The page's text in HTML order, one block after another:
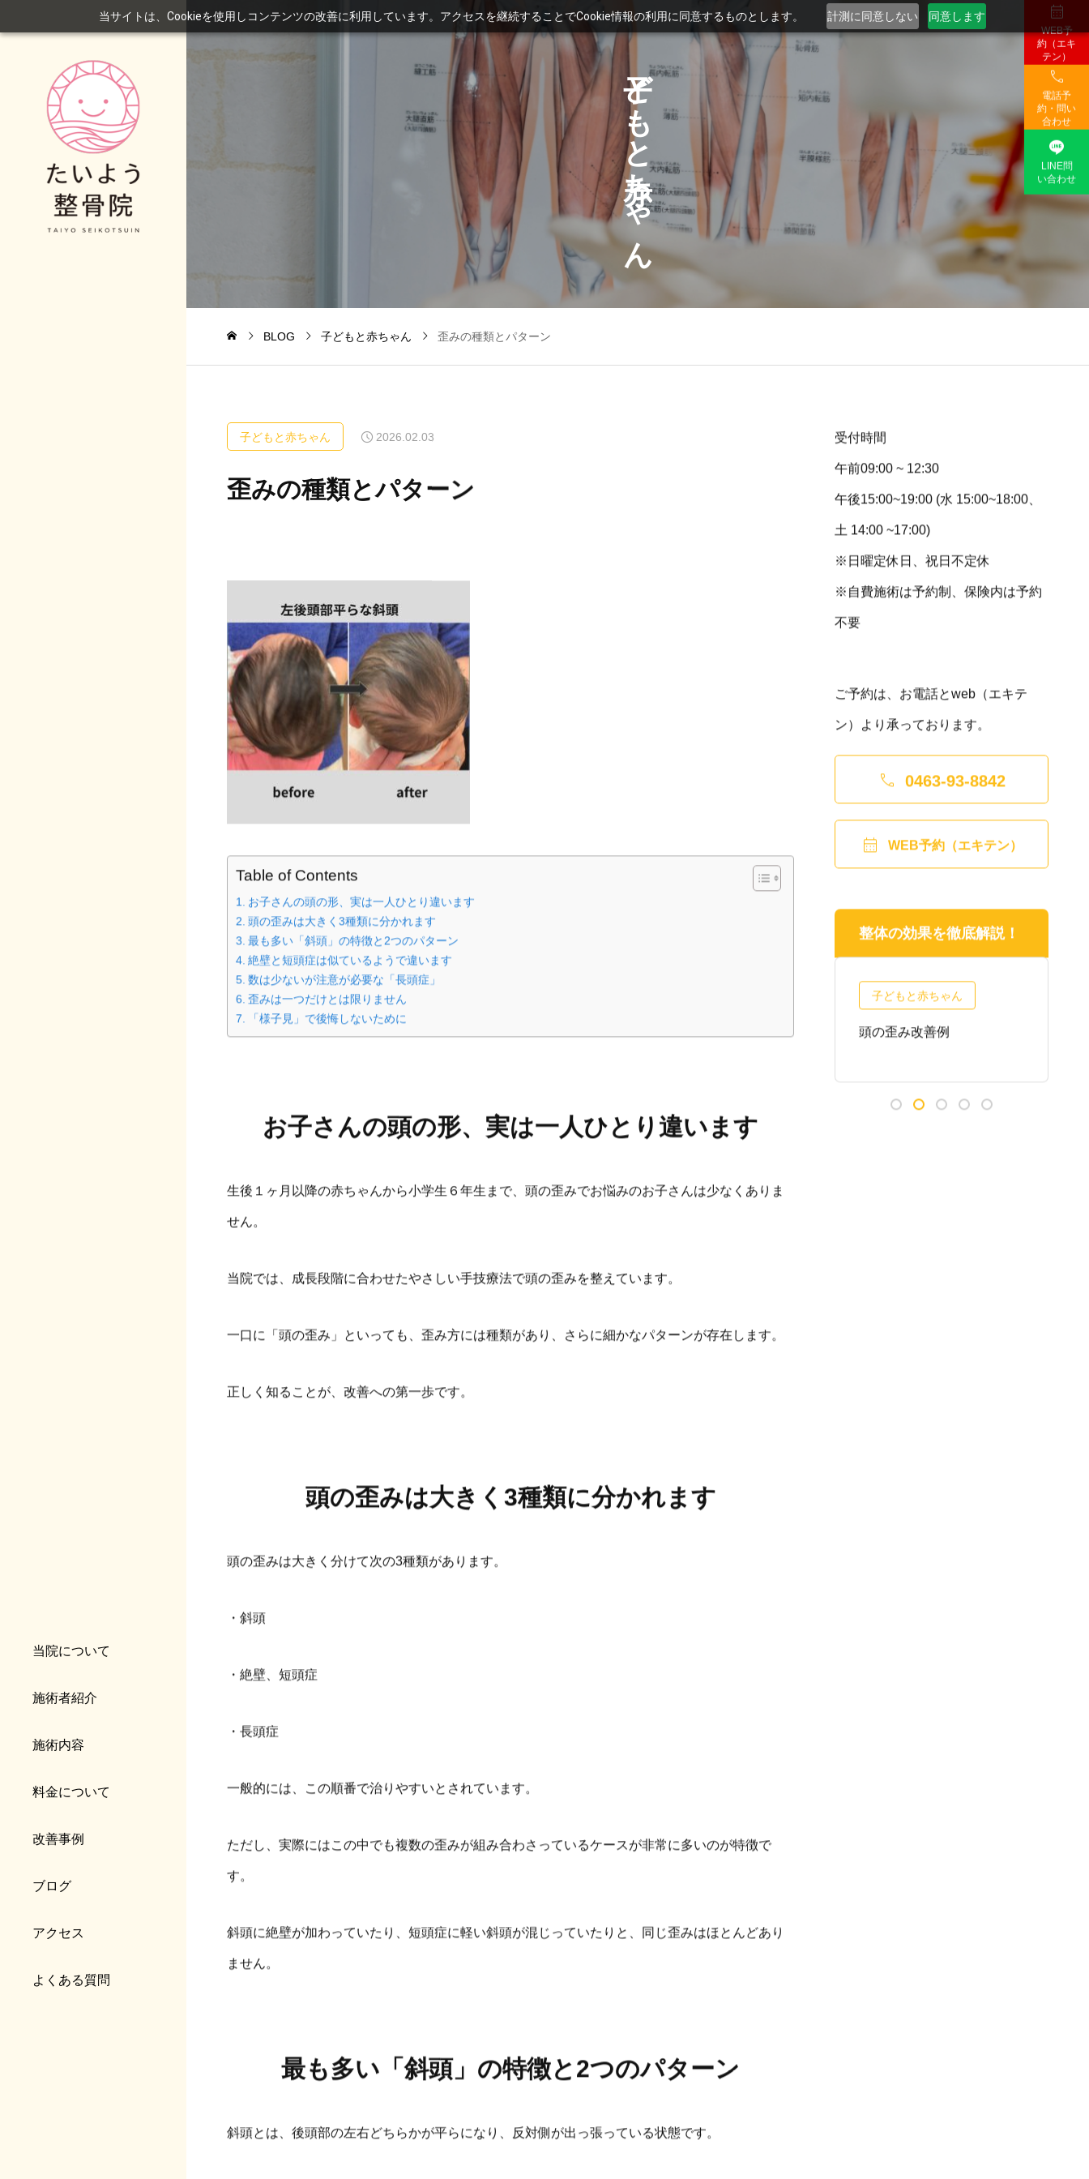
当サイトは、Cookieを使用しコンテンツの改善に利用しています。アクセスを継続することでCookie情報の利用に同意するものとします。 計測に同意しない 同意します
当院について
施術者紹介
施術内容
料金について
改善事例
ブログ
アクセス
よくある質問

WEB予
約（エキ
テン）

電話予
約・問い
合わせ

LINE問
い合わせ
ど
も
と
ち
ゃ
ん
BLOG 子どもと赤ちゃん 歪みの種類とパターン
子どもと赤ちゃん 2026.02.03
歪みの種類とパターン
Table of Contents
お子さんの頭の形、実は一人ひとり違います
頭の歪みは大きく3種類に分かれます
最も多い「斜頭」の特徴と2つのパターン
絶壁と短頭症は似ているようで違います
数は少ないが注意が必要な「長頭症」
歪みは一つだけとは限りません
「様子見」で後悔しないために
お子さんの頭の形、実は一人ひとり違います
生後１ヶ月以降の赤ちゃんから小学生６年生まで、頭の歪みでお悩みのお子さんは少なくありま
せん。
当院では、成長段階に合わせたやさしい手技療法で頭の歪みを整えています。
一口に「頭の歪み」といっても、歪み方には種類があり、さらに細かなパターンが存在します。
正しく知ることが、改善への第一歩です。
頭の歪みは大きく3種類に分かれます
頭の歪みは大きく分けて次の3種類があります。
・斜頭
・絶壁、短頭症
・長頭症
一般的には、この順番で治りやすいとされています。
ただし、実際にはこの中でも複数の歪みが組み合わさっているケースが非常に多いのが特徴で
す。
斜頭に絶壁が加わっていたり、短頭症に軽い斜頭が混じっていたりと、同じ歪みはほとんどあり
ません。
最も多い「斜頭」の特徴と2つのパターン
斜頭とは、後頭部の左右どちらかが平らになり、反対側が出っ張っている状態です。
受付時間
午前09:00 ~ 12:30
午後15:00~19:00 (水 15:00~18:00、
土 14:00 ~17:00)
※日曜定休日、祝日不定休
※自費施術は予約制、保険内は予約
不要
ご予約は、お電話とweb（エキテ
ン）より承っております。
 0463-93-8842
 WEB予約（エキテン）
整体の効果を徹底解説！
産後の骨盤矯正・産後の不
子どもと赤ちゃん
頭の歪み改善例